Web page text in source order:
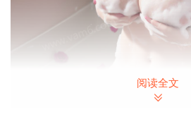
阅读全文